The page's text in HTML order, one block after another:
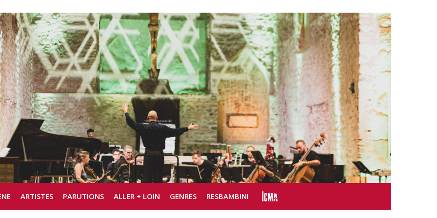
ARTISTES PARUTIONS ALLER + LOIN GENRES RESBAMBINI